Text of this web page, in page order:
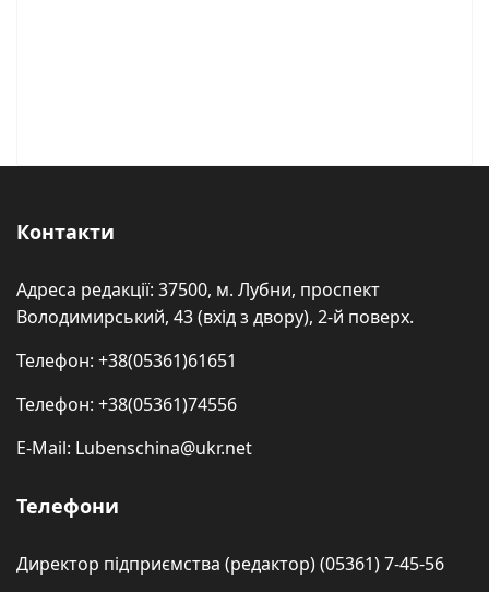
Контакти
Адреса редакції: 37500, м. Лубни, проспект
Володимирський, 43 (вхід з двору), 2-й поверх.
Телефон: +38(05361)61651
Телефон: +38(05361)74556
E-Mail: Lubenschina@ukr.net
Телефони
Директор підприємства (редактор) (05361) 7-45-56